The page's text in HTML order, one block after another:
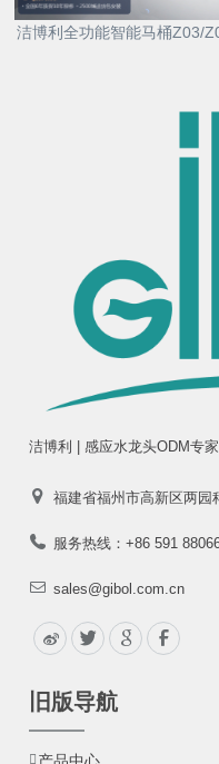
洁博利全功能智能马桶Z03/
洁博利 | 感应水龙头ODM专家
福建省福州市高新区两园
服务热线：+86 591
sales@gibol.com.cn
旧版导航
产品中心